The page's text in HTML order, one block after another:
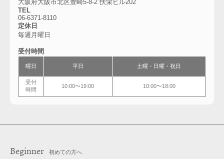
大阪府大阪市北区豊崎5-8-2 扶栄ビル202
TEL
06-6371-8110
定休日
毎週月曜日
受付時間
曜日 平日 土曜・日曜・祝日
受付
時間
10:00〜19:00 10:00〜18:00
Beginner 初めての方へ